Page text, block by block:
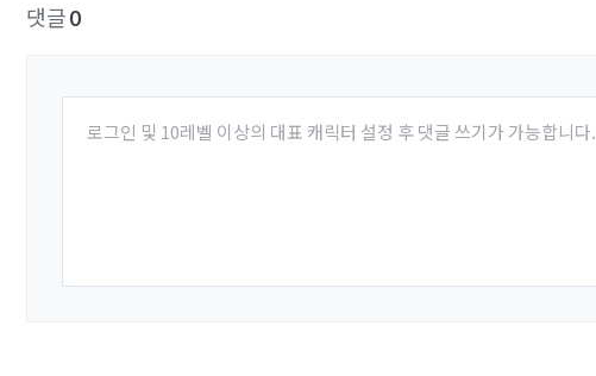
댓글0
로그인 및 10레벨 이상의 대표 캐릭터 설정 후 댓글 쓰기가 가능합니다.